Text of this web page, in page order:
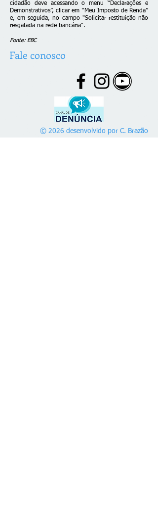
cidadão deve acessando o menu “Declarações e
Demonstrativos”, clicar em “Meu Imposto de Renda”
e, em seguida, no campo "Solicitar restituição não
resgatada na rede bancária".
Fonte: EBC
Fale conosco
© 2026 desenvolvido por C. Brazão